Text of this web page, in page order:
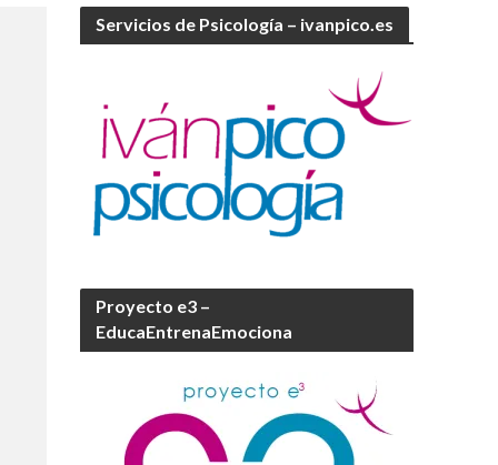
Servicios de Psicología – ivanpico.es
Proyecto e3 –
EducaEntrenaEmociona